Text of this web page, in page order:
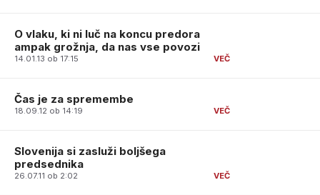
O vlaku, ki ni luč na koncu predora
ampak grožnja, da nas vse povozi
14.01.13 ob 17:15
Čas je za spremembe
18.09.12 ob 14:19
Slovenija si zasluži boljšega
predsednika
26.07.11 ob 2:02